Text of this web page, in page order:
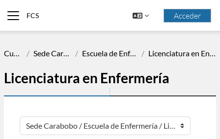
FCS Acceder
Cursos Sede Carabobo Escuela de Enfermería Licenciatura en Enfermería
Licenciatura en Enfermería
Categorías